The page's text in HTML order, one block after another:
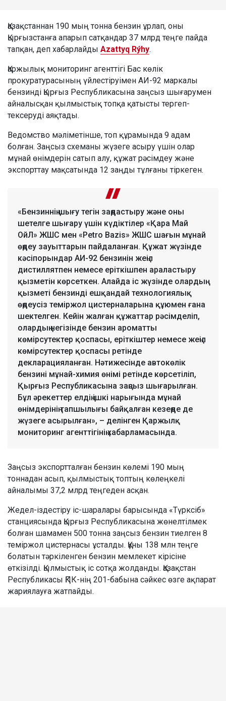
Қазақстаннан 190 мың тонна бензин ұрлап, оны
Қырғызстанға апарып сатқандар 37 млрд теңге пайда
тапқан, деп хабарлайды Azattyq Rýhy.
Қаржылық мониторинг агенттігі Бас көлік
прокуратурасының үйлестіруімен АИ-92 маркалы
бензинді Қырғыз Республикасына заңсыз шығарумен
айналысқан қылмыстық топқа қатысты тергеп-
тексеруді аяқтады.
Ведомство мәліметінше, топ құрамында 9 адам
болған. Заңсыз схеманы жүзеге асыру үшін олар
мұнай өнімдерін сатып алу, құжат рәсімдеу және
экспорттау мақсатында 12 заңды тұлғаны тіркеген.
«Бензиннің шығу тегін заңдастыру және оны
шетелге шығару үшін күдіктілер «Қара Май
ОйЛ» ЖШС мен «Petro Bazis» ЖШС шағын мұнай
өңдеу зауыттарын пайдаланған. Құжат жүзінде
кәсіпорындар АИ-92 бензинін жеңіл
дистиллятпен немесе еріткішпен араластыру
қызметін көрсеткен. Алайда іс жүзінде олардың
қызметі бензинді ешқандай технологиялық
өңдеусіз теміржол цистерналарына құюмен ғана
шектелген. Кейін жалған құжаттар рәсімделіп,
олардың негізінде бензин ароматты
көмірсутектер қоспасы, еріткіштер немесе жеңіл
көмірсутектер қоспасы ретінде
декларацияланған. Нәтижесінде автокөлік
бензині мұнай-химия өнімі ретінде көрсетіліп,
Қырғыз Республикасына заңсыз шығарылған.
Бұл әрекеттер елдің ішкі нарығында мұнай
өнімдерінің тапшылығы байқалған кезеңде де
жүзеге асырылған», – делінген Қаржылқ
мониторинг агенттігінің хабарламасында.
Заңсыз экспортталған бензин көлемі 190 мың
тоннадан асып, қылмыстық топтың көлеңкелі
айналымы 37,2 млрд теңгеден асқан.
Жедел-іздестіру іс-шаралары барысында «Түрксіб»
станциясында Қырғыз Республикасына жөнелтілмек
болған шамамен 500 тонна заңсыз бензин тиелген 8
теміржол цистернасы ұсталды. Құны 138 млн теңге
болатын тәркіленген бензин мемлекет кірісіне
өткізілді. Қылмыстық іс сотқа жолданды. Қазақстан
Республикасы ҚПК-нің 201-бабына сәйкес өзге ақпарат
жариялауға жатпайды.